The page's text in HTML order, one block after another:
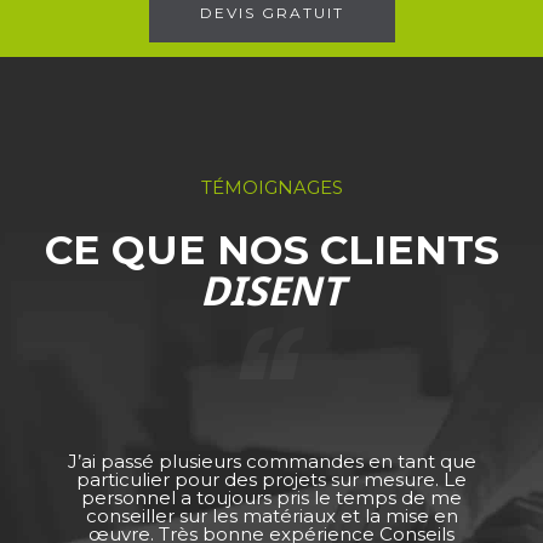
DEVIS GRATUIT
TÉMOIGNAGES
CE QUE NOS CLIENTS
DISENT
J’ai passé plusieurs commandes en tant que
particulier pour des projets sur mesure. Le
personnel a toujours pris le temps de me
conseiller sur les matériaux et la mise en
œuvre. Très bonne expérience Conseils